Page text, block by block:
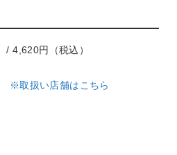
/ 4,620円（税込）
※取扱い店舗はこちら